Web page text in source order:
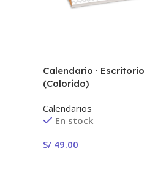
Calendario · Escritorio
(Colorido)
Calendarios
En stock
S/ 49.00